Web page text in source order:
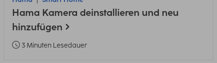
Hama Kamera deinstallieren und neu
hinzufügen
3 Minuten Lesedauer